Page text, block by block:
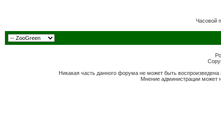
Часовой
Никакая часть данного форума не может быть
Мнение администрации может